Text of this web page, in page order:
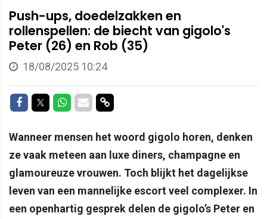
Push-ups, doedelzakken en
rollenspellen: de biecht van gigolo's
Peter (26) en Rob (35)
18/08/2025 10:24
Delen op Facebook
Delen op Twitter
Delen op Whatsapp
Delen via Mail
Delen via link
Wanneer mensen het woord gigolo horen, denken
ze vaak meteen aan luxe diners, champagne en
glamoureuze vrouwen. Toch blijkt het dagelijkse
leven van een mannelijke escort veel complexer. In
een openhartig gesprek delen de gigolo’s Peter en